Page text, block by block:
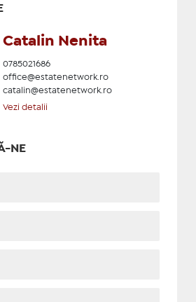
Catalin Nenita
0785021686
office@estatenetwork.ro
catalin@estatenetwork.ro
Vezi detalii
NE